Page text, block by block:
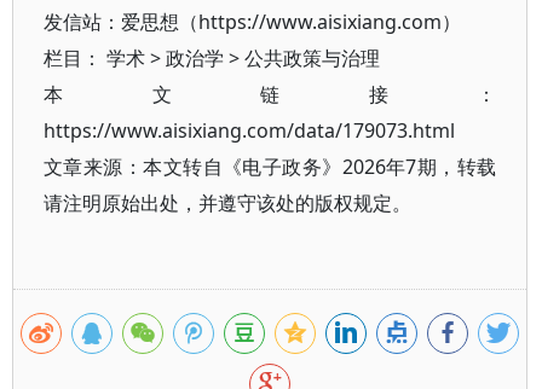
发信站：爱思想（https://www.aisixiang.com）
栏目： 学术>政治学 >公共政策与治理
本文链接：
https://www.aisixiang.com/data/179073.html
文章来源：本文转自《电子政务》2026年7期，转载
请注明原始出处，并遵守该处的版权规定。